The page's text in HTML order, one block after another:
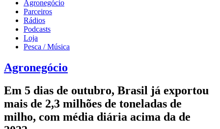
Agronegócio
Parceiros
Rádios
Podcasts
Loja
Pesca / Música
Agronegócio
Em 5 dias de outubro, Brasil já exportou
mais de 2,3 milhões de toneladas de
milho, com média diária acima da de